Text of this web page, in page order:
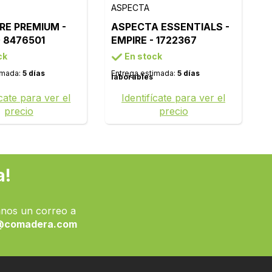
PREMIUM -
8476501
5 días
para ver el
precio
ASPECTA
ASPECTA ESSENTIALS -
EMPIRE - 1722367
En stock
Entrega estimada:5 días
laborables
Identifícate para ver el
precio
un correo a